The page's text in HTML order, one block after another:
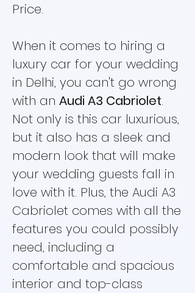
Price.
When it comes to hiring a
luxury car for your wedding
in Delhi, you can't go wrong
with an Audi A3 Cabriolet.
Not only is this car luxurious,
but it also has a sleek and
modern look that will make
your wedding guests fall in
love with it. Plus, the Audi A3
Cabriolet comes with all the
features you could possibly
need, including a
comfortable and spacious
interior and top-class